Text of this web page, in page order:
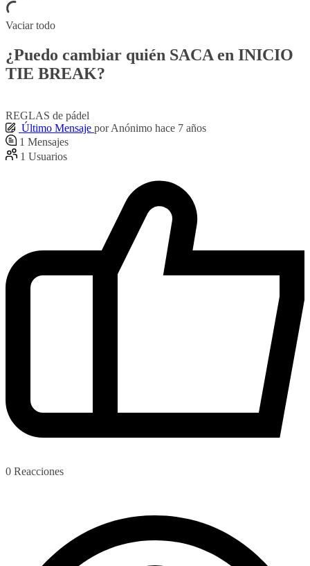
Vaciar todo
¿Puedo cambiar quién SACA en INICIO
TIE BREAK?
REGLAS de pádel
Último Mensaje por Anónimo hace 7 años
1 Mensajes
1 Usuarios
0 Reacciones